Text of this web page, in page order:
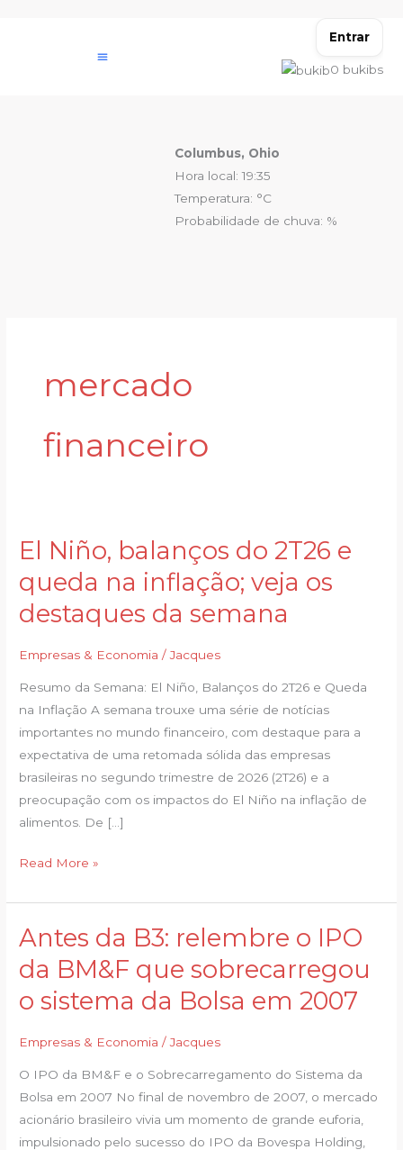
Entrar
0 bukibs
Columbus, Ohio
Hora local: 19:35
Temperatura: °C
Probabilidade de chuva: %
mercado
financeiro
El Niño, balanços do 2T26 e
queda na inflação; veja os
destaques da semana
Empresas & Economia /Jacques
Resumo da Semana: El Niño, Balanços do 2T26 e Queda
na Inflação A semana trouxe uma série de notícias
importantes no mundo financeiro, com destaque para a
expectativa de uma retomada sólida das empresas
brasileiras no segundo trimestre de 2026 (2T26) e a
preocupação com os impactos do El Niño na inflação de
alimentos. De […]
El
balanços
do
e
inflação;
os
da
Read More »
Antes da B3: relembre o IPO
da BM&F que sobrecarregou
o sistema da Bolsa em 2007
Empresas & Economia /Jacques
O IPO da BM&F e o Sobrecarregamento do Sistema da
Bolsa em 2007 No final de novembro de 2007, o mercado
acionário brasileiro vivia um momento de grande euforia,
impulsionado pelo sucesso do IPO da Bovespa Holding,
Antes
B3:
relembre
IPO
BM&F
que
sobrecarregou